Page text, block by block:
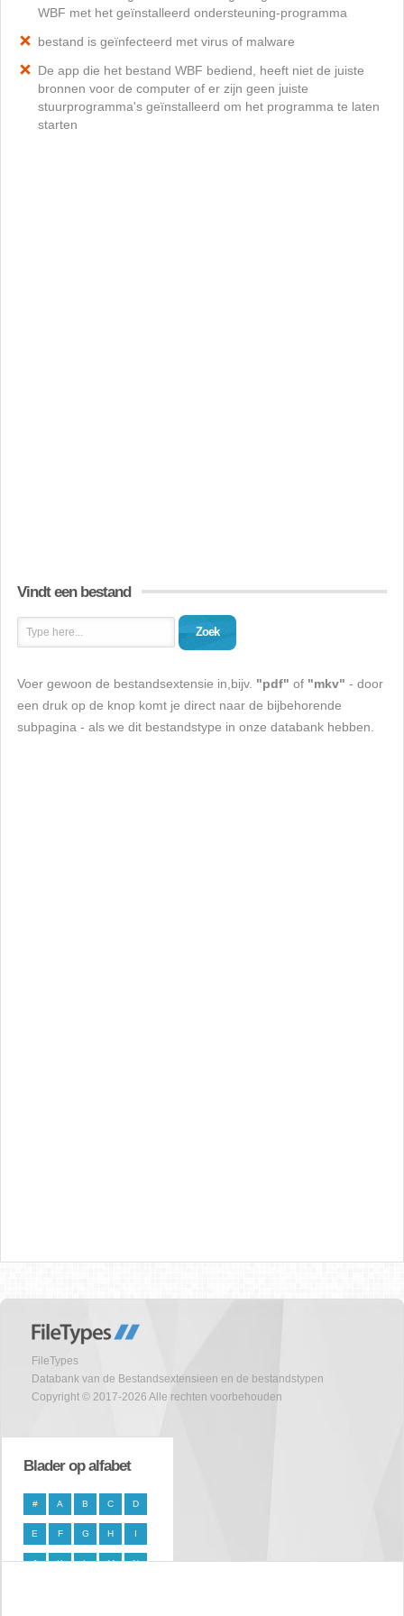
WBF met het geïnstalleerd ondersteuning-programma
bestand is geïnfecteerd met virus of malware
De app die het bestand WBF bediend, heeft niet de juiste
bronnen voor de computer of er zijn geen juiste
stuurprogramma's geïnstalleerd om het programma te laten
starten
Vindt een bestand
Zoek
Voer gewoon de bestandsextensie in,bijv. "pdf" of "mkv" - door
een druk op de knop komt je direct naar de bijbehorende
subpagina - als we dit bestandstype in onze databank hebben.
FileTypes
Databank van de Bestandsextensieen en de bestandstypen
Copyright © 2017-2026 Alle rechten voorbehouden
Blader op alfabet
# A B C D
E F G H I
J K L M N